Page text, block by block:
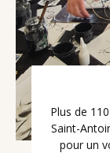
Plus de
Saint-
pour un